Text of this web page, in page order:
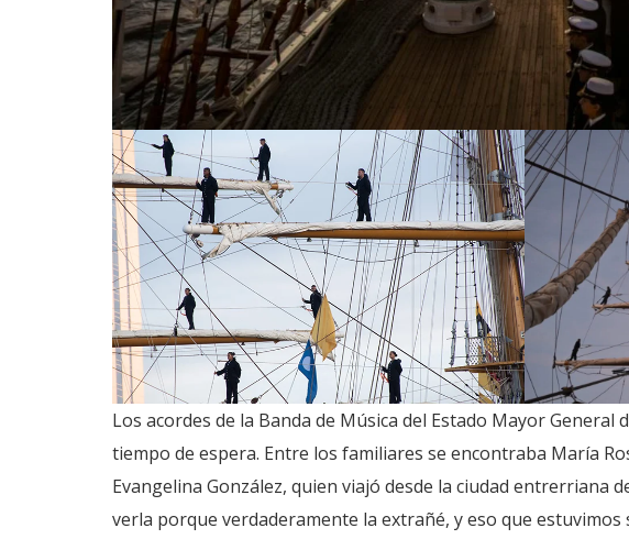
Los acordes de la Banda de Música del Estado Mayor
tiempo de espera. Entre los familiares se encontraba María
Evangelina González, quien viajó desde la ciudad entrerriana
verla porque verdaderamente la extrañé, y eso que